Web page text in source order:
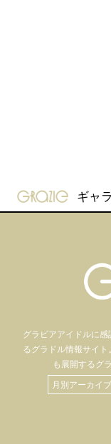
ギャ
グラビアアイドルに感
るグラドル情報サイト。
も 展開するグ
月別アーカイ